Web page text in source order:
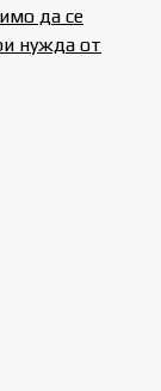
да се
нужда от